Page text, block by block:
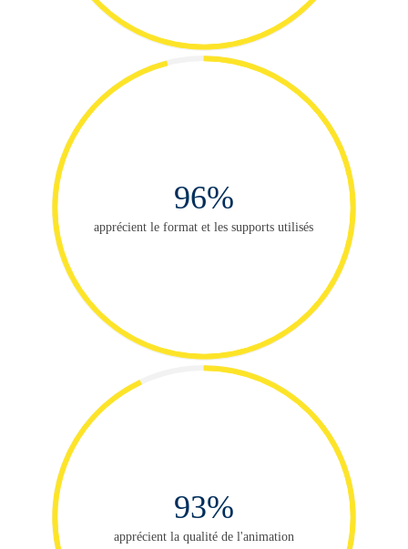
96%
apprécient le format et les supports utilisés
93%
apprécient la qualité de l'animation